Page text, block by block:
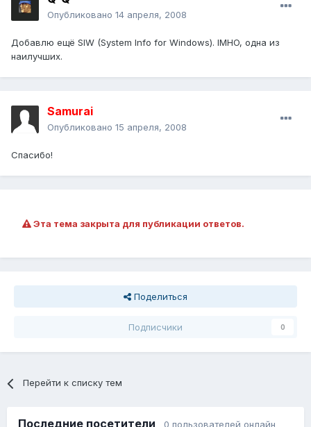
Опубликовано 14 апреля, 2008
Добавлю ещё SIW (System Info for Windows). IMHO, одна из
наилучших.
Samurai
Опубликовано 15 апреля, 2008
Спасибо!
Эта тема закрыта для публикации ответов.
Поделиться
Подписчики 0
Перейти к списку тем
Последние посетители 0 пользователей онлайн